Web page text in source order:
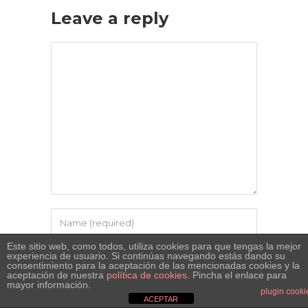
Leave a reply
Este sitio web, como todos, utiliza cookies para que tengas la mejor
experiencia de usuario. Si continúas navegando estás dando su
consentimiento para la aceptación de las mencionadas cookies y la
aceptación de nuestra política de cookies . Pincha el enlace para
mayor información.
plugin
ACEPTAR